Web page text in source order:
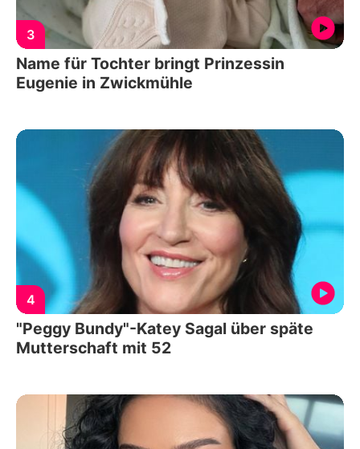
3
Name für Tochter bringt Prinzessin
Eugenie in Zwickmühle
4
"Peggy Bundy"-Katey Sagal über späte
Mutterschaft mit 52